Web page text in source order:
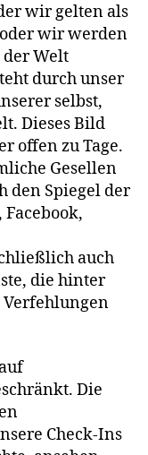
wir gelten als
wir werden
Welt
durch unser
selbst,
Dieses Bild
offen zu Tage.
Gesellen
den Spiegel der
auch
die hinter
Verfehlungen
Die
Check-Ins